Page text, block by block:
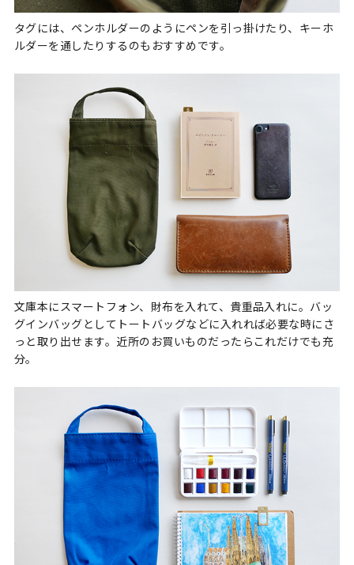
タグには、ペンホルダーのようにペンを引っ掛けたり、キーホ
ルダーを通したりするのもおすすめです。
文庫本にスマートフォン、財布を入れて、貴重品入れに。バッ
グインバッグとしてトートバッグなどに入れれば必要な時にさ
っと取り出せます。近所のお買いものだったらこれだけでも充
分。